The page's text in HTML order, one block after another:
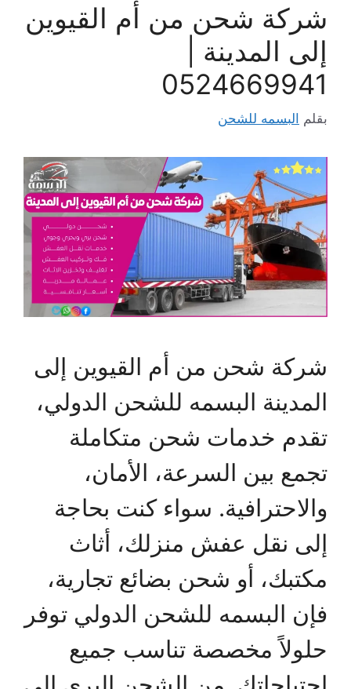
شركة شحن من أم القيوين
إلى المدينة |
0524669941
بقلم البسمه للشحن
شركة شحن من أم القيوين إلى
المدينة البسمه للشحن الدولي،
تقدم خدمات شحن متكاملة
تجمع بين السرعة، الأمان،
والاحترافية. سواء كنت بحاجة
إلى نقل عفش منزلك، أثاث
مكتبك، أو شحن بضائع تجارية،
فإن البسمه للشحن الدولي توفر
حلولاً مخصصة تناسب جميع